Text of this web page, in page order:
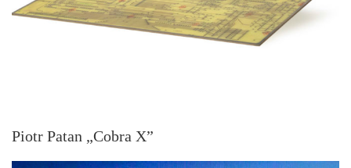
Piotr Patan „Cobra X”